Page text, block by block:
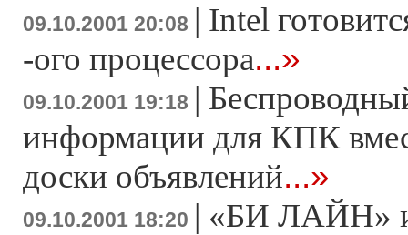
09.10.2001 20:08 | Intel
-ого процессора...»
09.10.2001 19:18 |
информации для КПК
доски объявлений...»
09.10.2001 18:20 | «БИ ЛАЙН»